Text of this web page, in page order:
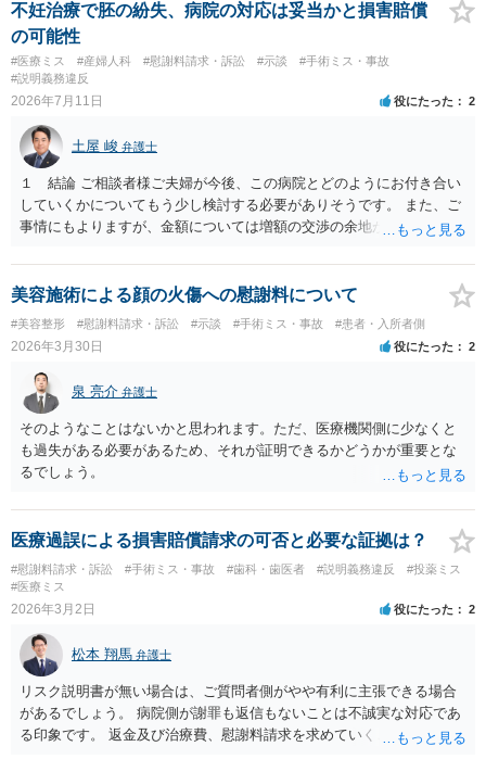
不妊治療で胚の紛失、病院の対応は妥当かと損害賠償
の可能性
#医療ミス #産婦人科 #慰謝料請求・訴訟 #示談
#手術ミス・事故
#説明義務違反
2026年7月11日 役にたった 2
土屋 峻 弁護士
１ 結論 ご相談者様ご夫婦が今後、この病院とどのようにお付き合い
していくかについてもう少し検討する必要がありそうです。 また、ご
事情にもよりますが、金額については増額の交渉の余地がありそうで
への不信感や失望のお気持ちがあろうかと存じます。他方で、「今後
の採卵・培養・凍結工程で、今回関わった培養士を自分たちの治療に
関与させないよう求める」ご意向があるのであれば、今後この病院で
の不妊治療を継続するお考えがあるように思われます。仮に、今後も
この病院での不妊治療を継続するのであれば、解決の方法として訴訟
は選択しづらく、交渉ベースでの解決が望ましいでしょう。 その上
で、病院の提案内容を検討すると、約５万３千円の内訳は、６個分の
培養・凍結費用の保険負担分とのことですから、今回失われた胚盤胞
のみならず、維持されている５個分の胚盤胞についても病院負担とし
ており、この点は病院の譲歩部分と評価できるでしょう（診療報酬点
数K917参照）。 他方で、４ＢＡというグレードが高い胚盤胞の移植が
叶わなくなったことについては、慰謝料を主張したいところです。こ
の点、ご相談者様ご夫婦、特に奥様のご年齢は、主張内容に影響を及
ぼす要因となるでしょう。すなわち、加齢による妊孕性の低下や治療
開始時43歳未満という保険適用の制約からすれば、ご年齢が高ければ
（一つの基準としては40歳、43歳でしょうか）、グレード４ＢＡの胚
盤胞を移植することができなかったことについての精神的苦痛の程度
がより大きくなると評価できるからです。 このように見積もられる慰
謝料の金額が病院の譲歩部分よりも少ない、とはなかなかいえないで
しょう。そうすると、金額については増額が見込まれるます。 以上述
べましたが、不妊治療における通院頻度、通院のタイミングの限定性
や診察、侵襲等の身体への負荷等の様々な負担は、相当程度女性側の
方が高いでしょう。奥様が（文面からご相談者様はご主人様と拝察し
美容施術による顔の火傷への慰謝料について
#美容整形 #慰謝料請求・訴訟 #示談 #手術ミス・事故 #患者・入所者側
2026年3月30日 役にたった 2
泉 亮介 弁護士
そのようなことはないかと思われます。ただ、医療機関側に少なくと
も過失がある必要があるため、それが証明できるかどうかが重要とな
るでしょう。
医療過誤による損害賠償請求の可否と必要な証拠は？
#慰謝料請求・訴訟 #手術ミス・事故 #歯科・歯医者 #説明義務違反
#投薬ミス
#医療ミス
2026年3月2日 役にたった 2
松本 翔馬 弁護士
リスク説明書が無い場合は、ご質問者側がやや有利に主張できる場合
があるでしょう。 病院側が謝罪も返信もないことは不誠実な対応であ
る印象です。 返金及び治療費、慰謝料請求を求めていくことになるか